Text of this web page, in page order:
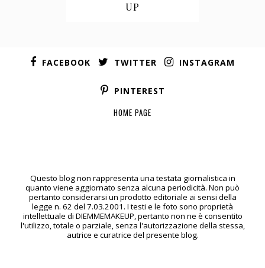
UP
FACEBOOK TWITTER INSTAGRAM
PINTEREST
HOME PAGE
Questo blog non rappresenta una testata giornalistica in
quanto viene aggiornato senza alcuna periodicità. Non può
pertanto considerarsi un prodotto editoriale ai sensi della
legge n. 62 del 7.03.2001. I testi e le foto sono proprietà
intellettuale di DIEMMEMAKEUP, pertanto non ne è consentito
l'utilizzo, totale o parziale, senza l'autorizzazione della stessa,
autrice e curatrice del presente blog.